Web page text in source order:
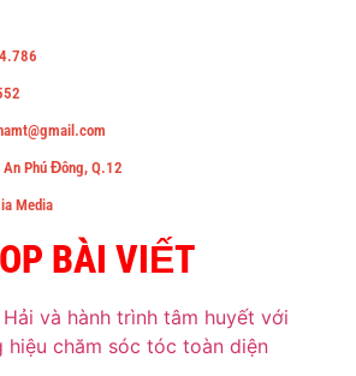
Phú Đông, Q.12
Media
BÀI VIẾT